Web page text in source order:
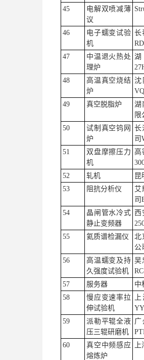
45
电解双喷减薄
议
46
电子蠕变试验
机
长
47
中温退火热处
理炉
48
高温真空烧结
炉
沈
49
真空脱脂炉
湖
限
50
试制真空钨网
炉
长
司
51
双盘摩擦压力
机
高
52
轧机
昆
53
阻抗分析仪
艾
司
54
晶闸管水冷式
静止变频器
西
55
氦质谱检漏仪
北
公
56
高温蠕变及持
久强度试验机
吴
57
服务器
中
58
慢应变速率拉
伸试验机
59
派勒平辊全液
压三辊研磨机
60
真空中频感应
熔炼炉